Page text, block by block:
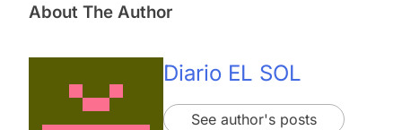
About The Author
Diario EL SOL
See author's posts